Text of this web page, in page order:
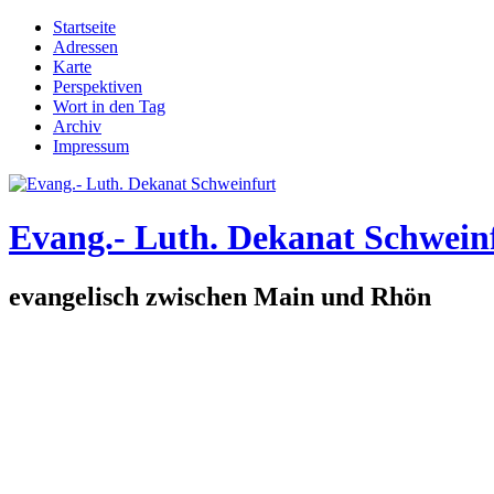
Direkt zum Inhalt
Hauptmenü
Startseite
Adressen
Karte
Perspektiven
Wort in den Tag
Archiv
Impressum
Evang.- Luth. Dekanat
evangelisch zwischen Main und Rhön